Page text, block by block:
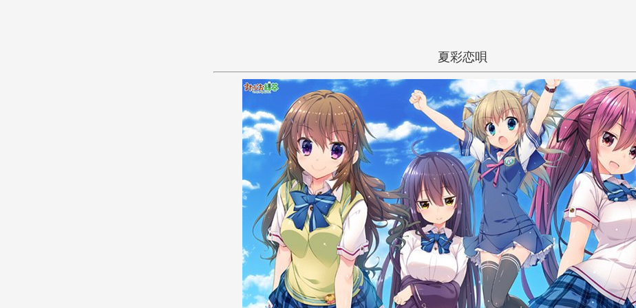
あ い う え
か き く け
し す せ
た ち つ て
な に ぬ ね
は ひ ふ へ
ま み む め
夏彩恋唄
学生 夏
るちえ